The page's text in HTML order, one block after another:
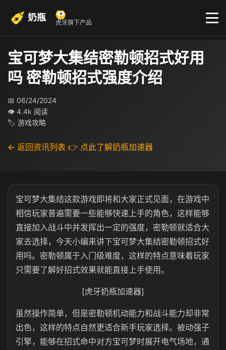
奶瓶 虎牙旗下产品
宝可梦大集结密勒顿招式好用
吗 密勒顿招式强度介绍
📅 06/24/2024
👁 4.4k 阅读
🏷 游戏攻略
← 返回资讯列表 👉 点此了解奶瓶加速器
宝可梦大集结这款游戏即将和大家正式见面，在游戏中
相信玩家普遍需要一些能够快速上手的角色，这样能够
直接加入战斗中并发挥出一定的强度，密勒顿就适合大
家去选择，今天小编来讲下宝可梦大集结密勒顿招式好
用吗。密勒顿属于入门级难度，这样的特点意味着玩家
只需要了解好招式效果就能直接上手使用。
[虎牙奶瓶加速器]
虽然操作简单，但是密勒顿机动能力和战斗能力却非常
出色，这样的特点自然更适合新手玩家选择。被动强子
引擎，能够在招式命中对方宝可梦时展开电气场地，通